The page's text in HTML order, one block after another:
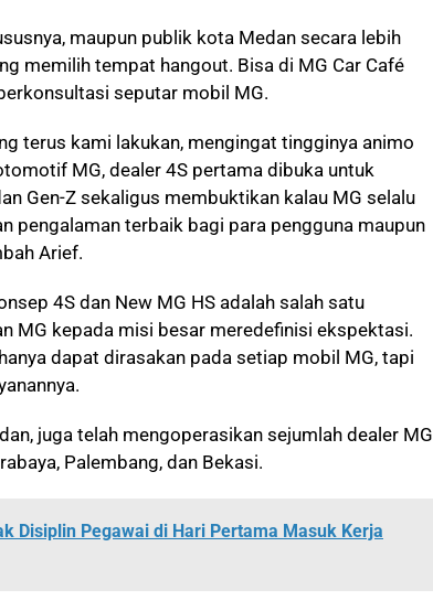
maupun publik kota Medan secara lebih
memilih tempat hangout. Bisa di MG Car Café
seputar mobil MG.
terus kami lakukan, mengingat tingginya animo
MG, dealer 4S pertama dibuka untuk
Gen-Z sekaligus membuktikan kalau MG selalu
pengalaman terbaik bagi para pengguna maupun
Arief.
4S dan New MG HS adalah salah satu
MG kepada misi besar meredefinisi ekspektasi.
dapat dirasakan pada setiap mobil MG, tapi
juga telah mengoperasikan sejumlah dealer MG
Palembang, dan Bekasi.
Disiplin Pegawai di Hari Pertama Masuk Kerja